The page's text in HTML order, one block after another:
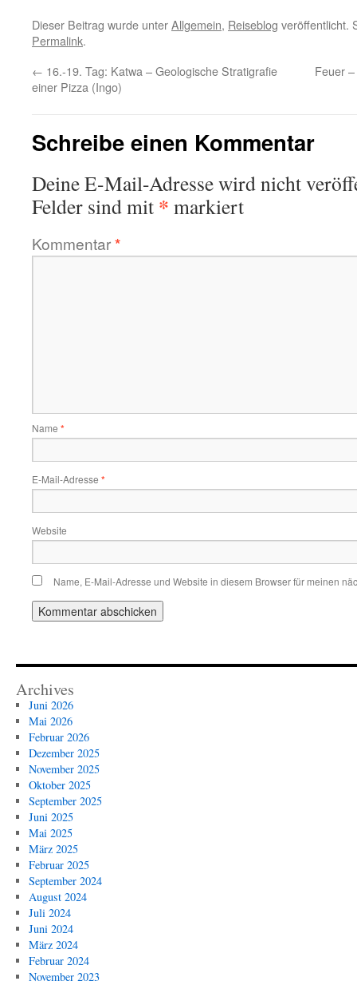
Dieser Beitrag wurde unterAllgemein, Reiseblog veröffentlicht.
Permalink.
← 16.-19. Tag: Katwa – Geologische Stratigrafie
einer Pizza (Ingo)
Feuer
Schreibe einen Kommentar
Deine E-Mail-Adresse wird nicht
Felder sind mit * markiert
Kommentar*
Name *
E-Mail-Adresse *
Website
Name, E-Mail-Adresse und Website in diesem Browser für meinen
Archives
Juni 2026
Mai 2026
Februar 2026
Dezember 2025
November 2025
Oktober 2025
September 2025
Juni 2025
Mai 2025
März 2025
Februar 2025
September 2024
August 2024
Juli 2024
Juni 2024
März 2024
Februar 2024
November 2023